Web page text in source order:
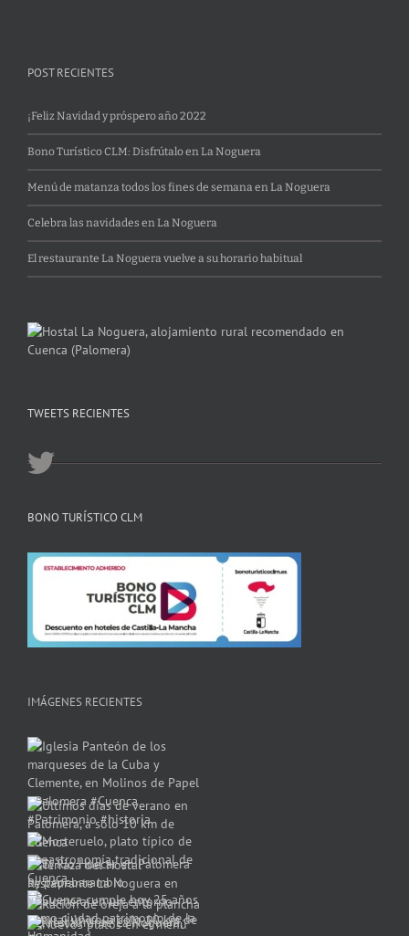
POST RECIENTES
¡Feliz Navidad y próspero año 2022
Bono Turístico CLM: Disfrútalo en La Noguera
Menú de matanza todos los fines de semana en La Noguera
Celebra las navidades en La Noguera
El restaurante La Noguera vuelve a su horario habitual
TWEETS RECIENTES
BONO TURÍSTICO CLM
IMÁGENES RECIENTES